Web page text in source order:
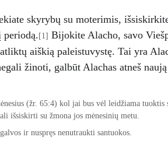
skyrybų su moterimis,
periodą. [1] Bijokite Alacho, savo
aiškią paleistuvystę. Tai yra
žinoti, galbūt Alachas atneš
(žr. 65:4) kol jai bus vėl leidžiama tuoktis
išsiskirti su žmona jos mėnesinių metu.
ir nuspręs nenutraukti santuokos.